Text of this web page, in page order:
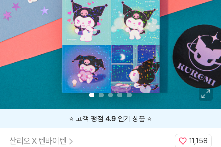
⭐️ 고객 평점4.9인기 상품 ⭐️
산리오 X 텐바이텐 11,158